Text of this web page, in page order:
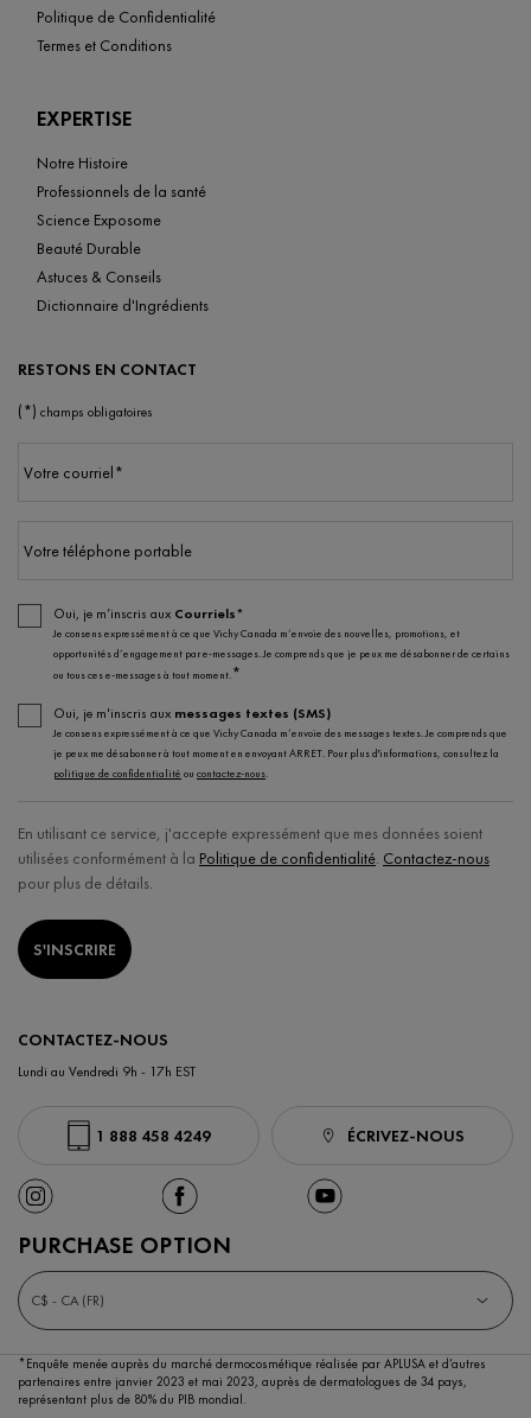
Politique de Confidentialité
Termes et Conditions
EXPERTISE
Notre Histoire
Professionnels de la santé
Science Exposome
Beauté Durable
Astuces & Conseils
Dictionnaire d'Ingrédients
RESTONS EN CONTACT
(*) champs obligatoires
Votre courriel*
Votre téléphone portable
Oui, je m’inscris aux Courriels*
Je consens expressément à ce que Vichy Canada m’envoie des nouvelles, promotions, et
opportunités d’engagement par e-messages. Je comprends que je peux me désabonner de certains
ou tous ces e-messages à tout moment.*
Oui, je m'inscris aux messages textes (SMS)
Je consens expressément à ce que Vichy Canada m’envoie des messages textes. Je comprends que
je peux me désabonner à tout moment en envoyant ARRET. Pour plus d'informations, consultez la
politique de confidentialité ou contactez-nous.
En utilisant ce service, j'accepte expressément que mes données soient
utilisées conformément à la Politique de confidentialité. Contactez-nous
pour plus de détails.
S'INSCRIRE
CONTACTEZ-NOUS
Lundi au Vendredi 9h - 17h EST
1 888 458 4249 ÉCRIVEZ-NOUS
PURCHASE OPTION
C$ - CA (FR)
*Enquête menée auprès du marché dermocosmétique réalisée par APLUSA et d’autres
partenaires entre janvier 2023 et mai 2023, auprès de dermatologues de 34 pays,
représentant plus de 80% du PIB mondial.